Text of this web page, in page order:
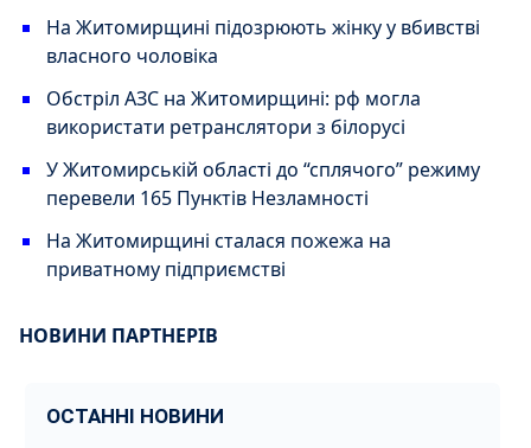
На Житомирщині підозрюють жінку у вбивстві
власного чоловіка
Обстріл АЗС на Житомирщині: рф могла
використати ретранслятори з білорусі
У Житомирській області до “сплячого” режиму
перевели 165 Пунктів Незламності
На Житомирщині сталася пожежа на
приватному підприємстві
НОВИНИ ПАРТНЕРІВ
ОСТАННІ НОВИНИ